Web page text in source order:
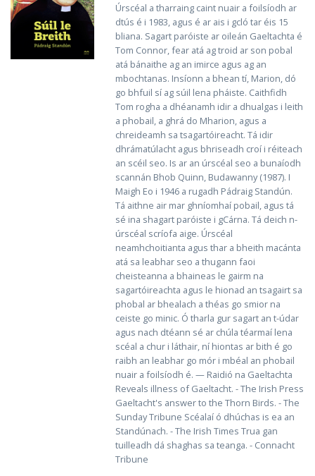
Úrscéal a tharraing caint nuair a foilsíodh ar
dtús é i 1983, agus é ar ais i gcló tar éis 15
bliana. Sagart paróiste ar oileán Gaeltachta é
Tom Connor, fear atá ag troid ar son pobal
atá bánaithe ag an imirce agus ag an
mbochtanas. Insíonn a bhean tí, Marion, dó
go bhfuil sí ag súil lena pháiste. Caithfidh
Tom rogha a dhéanamh idir a dhualgas i leith
a phobail, a ghrá do Mharion, agus a
chreideamh sa tsagartóireacht. Tá idir
dhrámatúlacht agus bhriseadh croí i réiteach
an scéil seo. Is ar an úrscéal seo a bunaíodh
scannán Bhob Quinn, Budawanny (1987). I
Maigh Eo i 1946 a rugadh Pádraig Standún.
Tá aithne air mar ghníomhaí pobail, agus tá
sé ina shagart paróiste i gCárna. Tá deich n-
úrscéal scríofa aige. Úrscéal
neamhchoitianta agus thar a bheith macánta
atá sa leabhar seo a thugann faoi
cheisteanna a bhaineas le gairm na
sagartóireachta agus le hionad an tsagairt sa
phobal ar bhealach a théas go smior na
ceiste go minic. Ó tharla gur sagart an t-údar
agus nach dtéann sé ar chúla téarmaí lena
scéal a chur i láthair, ní hiontas ar bith é go
raibh an leabhar go mór i mbéal an phobail
nuair a foilsíodh é. — Raidió na Gaeltachta
Reveals illness of Gaeltacht. - The Irish Press
Gaeltacht's answer to the Thorn Birds. - The
Sunday Tribune Scéalaí ó dhúchas is ea an
Standúnach. - The Irish Times Trua gan
tuilleadh dá shaghas sa teanga. - Connacht
Tribune